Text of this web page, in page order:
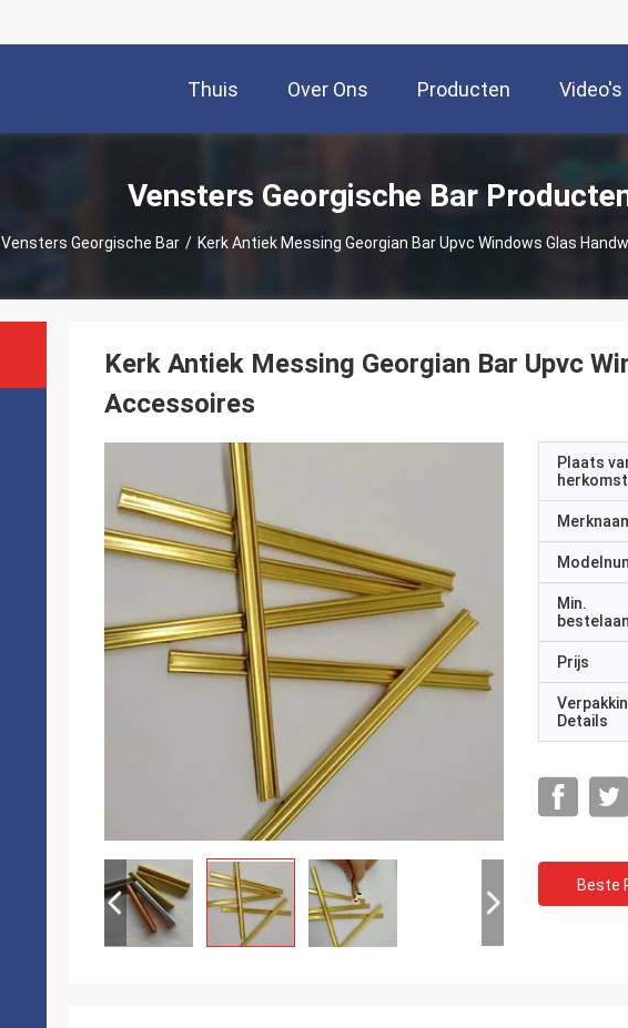
Thuis Over Ons Producten Video's
Vensters Georgische Bar
Vensters Georgische Bar / Kerk Antiek Messing Georgian Bar Upvc Windows Glas
Kerk Antiek Messing Georgian Bar Upvc
Accessoires
Plaats
herkomst
Min.
Prijs
Details
Beste